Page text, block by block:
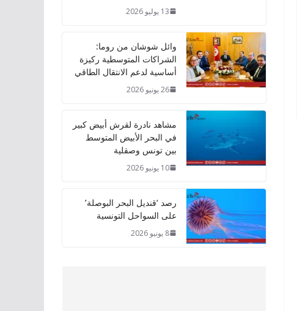
13 يوليو 2026
وائل شوشان من روما:
الشراكات المتوسطية ركيزة
أساسية لدعم الانتقال الطاقي
26 يونيو 2026
مشاهد نادرة لقرش أبيض كبير
في البحر الأبيض المتوسط
بين تونس وصقلية
10 يونيو 2026
رصد ‘قنديل البحر البوصلة’
على السواحل التونسية
8 يونيو 2026